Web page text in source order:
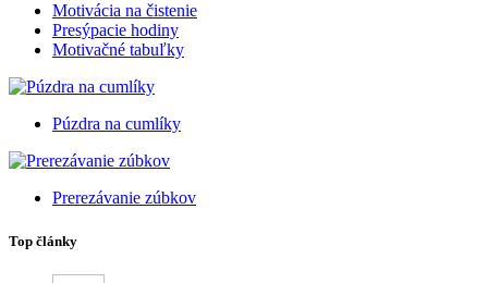
Motivácia na čistenie
Presýpacie hodiny
Motivačné tabuľky
Púzdra na cumlíky
Prerezávanie zúbkov
Top články